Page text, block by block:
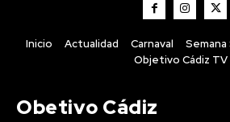
Inicio Actualidad Carnaval Semana
Objetivo Cádiz TV
Obetivo Cádiz